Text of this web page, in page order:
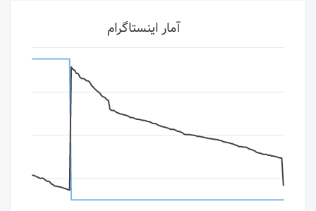
آمار اینستاگرام